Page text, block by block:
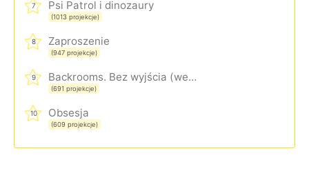
7 Psi Patrol i dinozaury
(1013 projekcje)
8 Zaproszenie
(947 projekcje)
9 Backrooms. Bez wyjścia (wersja rozszerzona)
(691 projekcje)
10 Obsesja
(609 projekcje)